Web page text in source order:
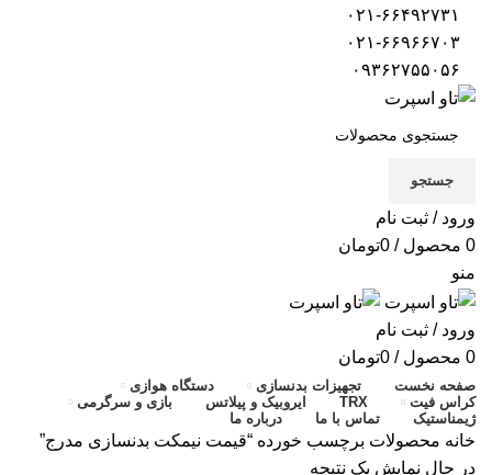
جستجو
ورود / ثبت نام
0 محصول / تومان0
منو
ورود / ثبت نام
0 محصول / تومان0
صفحه نخست تجهیزات بدنسازی
دستگاه هوازی
کراس فیت
TRX ایروبیک و پیلاتس
بازی و سرگرمی
ژیمناستیک
تماس با ما درباره ما
خانه محصولات برچسب خورده “قیمت نیمکت بدنسازی مدرج”
در حال نمایش یک نتیجه